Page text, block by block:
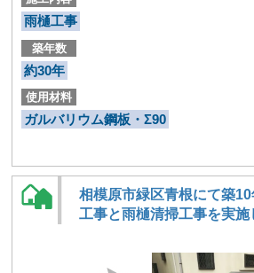
雨樋工事
築年数
約30年
使用材料
ガルバリウム鋼板・Σ90
相模原市緑区青根にて築
工事と雨樋清掃工事を実